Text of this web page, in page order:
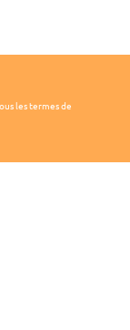
les termes de